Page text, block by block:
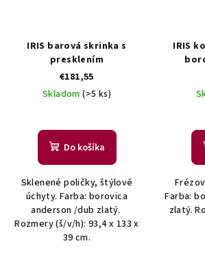
IRIS barová skrinka s
presklením
€181,55
Skladom(>5 ks)
Do košíka
Sklenené poličky, štýlové
úchyty. Farba: borovica
anderson /dub zlatý.
Rozmery (š/v/h): 93,4 x 133 x
39 cm.
IRIS
Farba:
zlatý.